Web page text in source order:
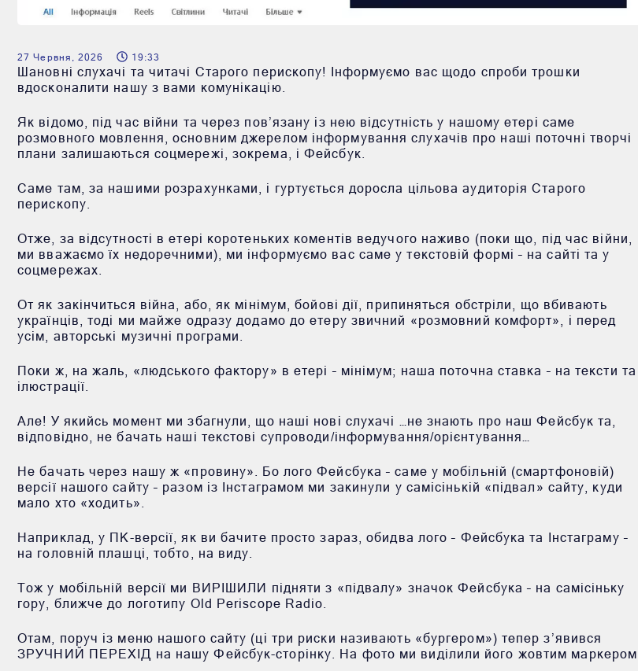
27 Червня, 2026 19:33
Шановні слухачі та читачі Старого перископу! Інформуємо вас щодо спроби трошки
вдосконалити нашу з вами комунікацію.
Як відомо, під час війни та через пов’язану із нею відсутність у нашому етері саме
розмовного мовлення, основним джерелом інформування слухачів про наші поточні творчі
плани залишаються соцмережі, зокрема, і Фейсбук.
Саме там, за нашими розрахунками, і гуртується доросла цільова аудиторія Старого
перископу.
Отже, за відсутності в етері коротеньких коментів ведучого наживо (поки що, під час війни,
ми вважаємо їх недоречними), ми інформуємо вас саме у текстовій формі – на сайті та у
соцмережах.
От як закінчиться війна, або, як мінімум, бойові дії, припиняться обстріли, що вбивають
українців, тоді ми майже одразу додамо до етеру звичний «розмовний комфорт», і перед
усім, авторські музичні програми.
Поки ж, на жаль, «людського фактору» в етері – мінімум; наша поточна ставка – на тексти та
ілюстрації.
Але! У якийсь момент ми збагнули, що наші нові слухачі …не знають про наш Фейсбук та,
відповідно, не бачать наші текстові супроводи/інформування/орієнтування…
Не бачать через нашу ж «провину». Бо лого Фейсбука – саме у мобільній (смартфоновій)
версії нашого сайту – разом із Інстаграмом ми закинули у самісінькій «підвал» сайту, куди
мало хто «ходить».
Наприклад, у ПК-версії, як ви бачите просто зараз, обидва лого – Фейсбука та Інстаграму –
на головній плашці, тобто, на виду.
Тож у мобільній версії ми ВИРІШИЛИ підняти з «підвалу» значок Фейсбука – на самісіньку
гору, ближче до логотипу Old Periscope Radio.
Отам, поруч із меню нашого сайту (ці три риски називають «бургером») тепер з’явився
ЗРУЧНИЙ ПЕРЕХІД на нашу Фейсбук-сторінку. На фото ми виділили його жовтим маркером.